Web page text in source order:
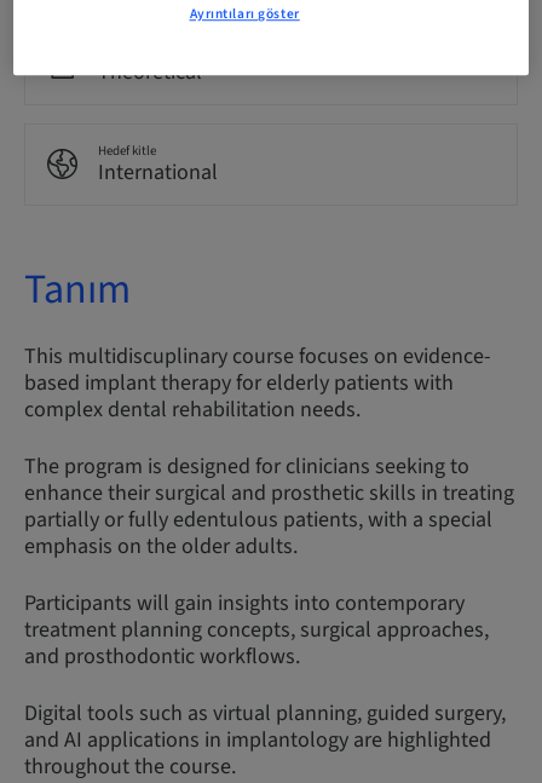
Theoretical
Hedef kitle
International
Tanım
This multidiscuplinary course focuses on evidence-
based implant therapy for elderly patients with
complex dental rehabilitation needs.
The program is designed for clinicians seeking to
enhance their surgical and prosthetic skills in treating
partially or fully edentulous patients, with a special
emphasis on the older adults.
Participants will gain insights into contemporary
treatment planning concepts, surgical approaches,
and prosthodontic workflows.
Digital tools such as virtual planning, guided surgery,
and AI applications in implantology are highlighted
throughout the course.
Ayrıntıları göster